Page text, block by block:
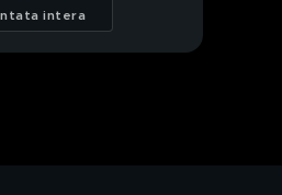
paura a Reggio Emilia
intera